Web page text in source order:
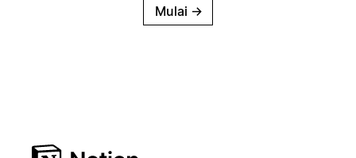
Mulai →